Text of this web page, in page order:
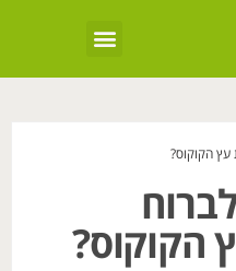
עץ הקוקוס?
הקוקוס?